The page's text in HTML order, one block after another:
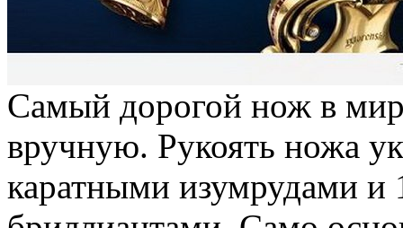
Самый дорогой нож в
вручную. Рукоять ножа
каратными изумрудами